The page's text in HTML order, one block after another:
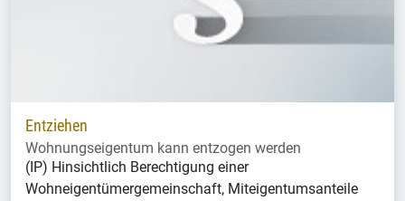
Entziehen
Wohnungseigentum kann entzogen werden
(IP) Hinsichtlich Berechtigung einer
Wohneigentümergemeinschaft, Miteigentumsanteile